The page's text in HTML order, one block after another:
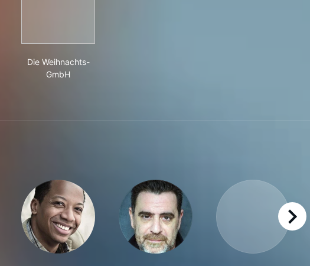
Die Weihnachts-
GmbH
right